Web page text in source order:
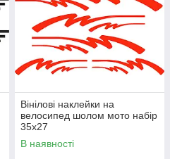
Вінілові наклейки на
велосипед шолом мото набір
35x27
В наявності